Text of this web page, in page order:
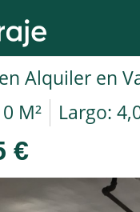
Alquiler en
M² Largo:
€